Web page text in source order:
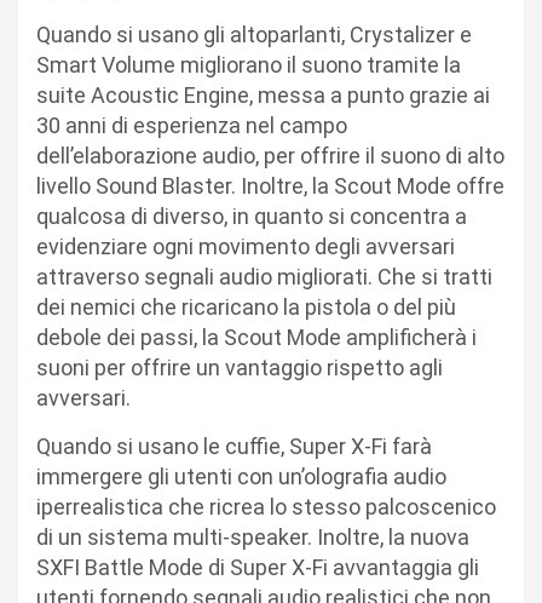
Quando si usano gli altoparlanti, Crystalizer e
Smart Volume migliorano il suono tramite la
suite Acoustic Engine, messa a punto grazie ai
30 anni di esperienza nel campo
dell’elaborazione audio, per offrire il suono di alto
livello Sound Blaster. Inoltre, la Scout Mode offre
qualcosa di diverso, in quanto si concentra a
evidenziare ogni movimento degli avversari
attraverso segnali audio migliorati. Che si tratti
dei nemici che ricaricano la pistola o del più
debole dei passi, la Scout Mode amplificherà i
suoni per offrire un vantaggio rispetto agli
avversari.
Quando si usano le cuffie, Super X-Fi farà
immergere gli utenti con un’olografia audio
iperrealistica che ricrea lo stesso palcoscenico
di un sistema multi-speaker. Inoltre, la nuova
SXFI Battle Mode di Super X-Fi avvantaggia gli
utenti fornendo segnali audio realistici che non